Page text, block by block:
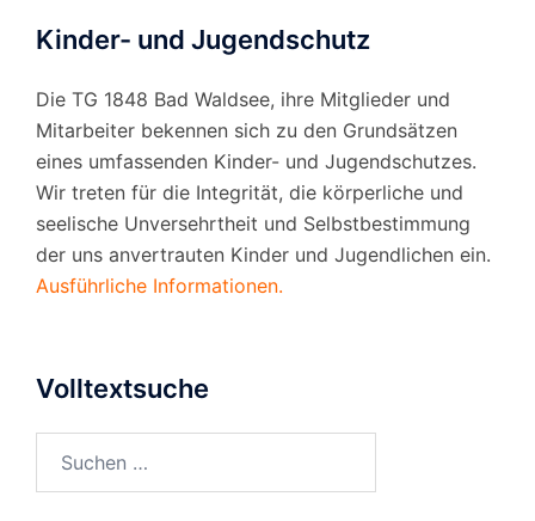
Kinder- und Jugendschutz
Die TG 1848 Bad Waldsee, ihre Mitglieder und
Mitarbeiter bekennen sich zu den Grundsätzen
eines umfassenden Kinder- und Jugendschutzes.
Wir treten für die Integrität, die körperliche und
seelische Unversehrtheit und Selbstbestimmung
der uns anvertrauten Kinder und Jugendlichen ein.
Ausführliche Informationen.
Volltextsuche
nach: